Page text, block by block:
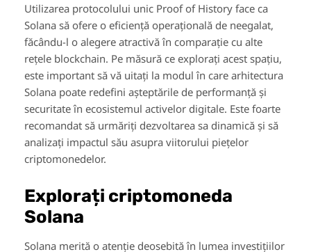
Utilizarea protocolului unic Proof of History face ca
Solana să ofere o eficiență operațională de neegalat,
făcându-l o alegere atractivă în comparație cu alte
rețele blockchain. Pe măsură ce explorați acest spațiu,
este important să vă uitați la modul în care arhitectura
Solana poate redefini așteptările de performanță și
securitate în ecosistemul activelor digitale. Este foarte
recomandat să urmăriți dezvoltarea sa dinamică și să
analizați impactul său asupra viitorului piețelor
criptomonedelor.
Explorați criptomoneda
Solana
Solana merită o atenție deosebită în lumea investițiilor